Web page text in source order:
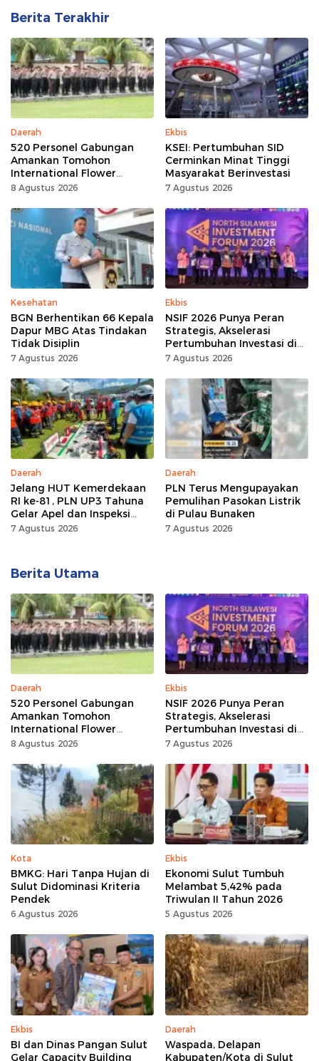
Berita Terakhir
Daerah
520 Personel Gabungan
Amankan Tomohon
International Flower
Festival
8 Agustus 2026
Ekbis
KSEI: Pertumbuhan SID
Cerminkan Minat Tinggi
Masyarakat Berinvestasi
7 Agustus 2026
Kesehatan
BGN Berhentikan 66 Kepala
Dapur MBG Atas Tindakan
Tidak Disiplin
7 Agustus 2026
Ekbis
NSIF 2026 Punya Peran
Strategis, Akselerasi
Pertumbuhan Investasi di
Sulut
7 Agustus 2026
Daerah
Jelang HUT Kemerdekaan
RI ke-81, PLN UP3 Tahuna
Gelar Apel dan Inspeksi
Peralatan, Pastikan
7 Agustus 2026
Daerah
PLN Terus Mengupayakan
Pemulihan Pasokan Listrik
di Pulau Bunaken
7 Agustus 2026
Berita Utama
Daerah
520 Personel Gabungan
Amankan Tomohon
International Flower
Festival
8 Agustus 2026
Ekbis
NSIF 2026 Punya Peran
Strategis, Akselerasi
Pertumbuhan Investasi di
Sulut
7 Agustus 2026
Kota
BMKG: Hari Tanpa Hujan di
Sulut Didominasi Kriteria
Pendek
6 Agustus 2026
Ekbis
Ekonomi Sulut Tumbuh
Melambat 5,42% pada
Triwulan II Tahun 2026
5 Agustus 2026
Ekbis
BI dan Dinas Pangan Sulut
Gelar Capacity Building
Daerah
Waspada, Delapan
Kabupaten/Kota di Sulut